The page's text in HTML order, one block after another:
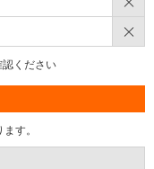
認ください
す。